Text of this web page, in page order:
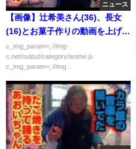
ニュース
【画像】辻希美さん(36)、長女
(16)とお菓子作りの動画を上げて
炎上
c_img_param=; //img-
c.net/output/category/anime.js
c_img_param=; //img...